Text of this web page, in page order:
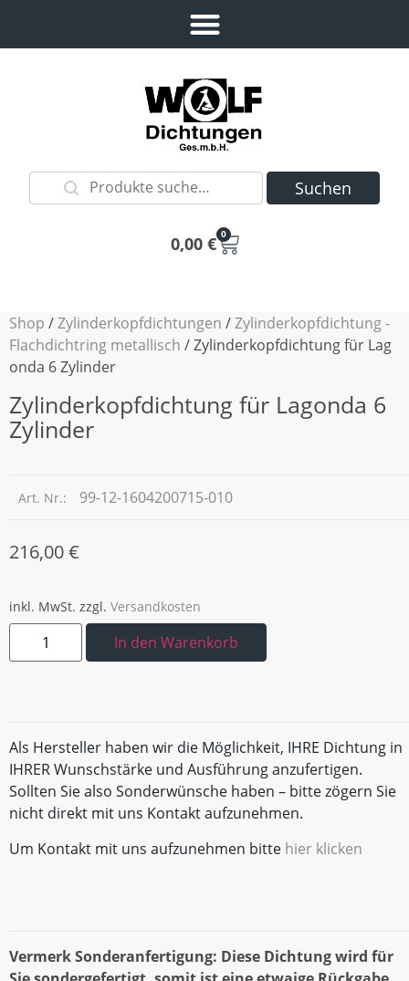
Suchen
0,00 € 0
Shop /Zylinderkopfdichtungen /Zylinderkopfdichtung -
Flachdichtring metallisch / Zylinderkopfdichtung für Lag
onda 6 Zylinder
Zylinderkopfdichtung für Lagonda 6
Zylinder
Art. Nr.: 99-12-1604200715-010
216,00€
inkl. MwSt. zzgl. Versandkosten
In den Warenkorb
Als Hersteller haben wir die Möglichkeit, IHRE Dichtung in
IHRER Wunschstärke und Ausführung anzufertigen.
Sollten Sie also Sonderwünsche haben – bitte zögern Sie
nicht direkt mit uns Kontakt aufzunehmen.
Um Kontakt mit uns aufzunehmen bitte hier klicken
Vermerk Sonderanfertigung: Diese Dichtung wird für